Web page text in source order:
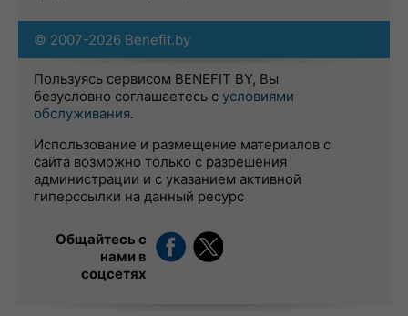
© 2007-2026 Benefit.by
Пользуясь сервисом BENEFIT BY, Вы
безусловно соглашаетесь с условиями
обслуживания.
Использование и размещение материалов с
сайта возможно только с разрешения
администрации и с указанием активной
гиперссылки на данный ресурс
Общайтесь с
нами в
соцсетях